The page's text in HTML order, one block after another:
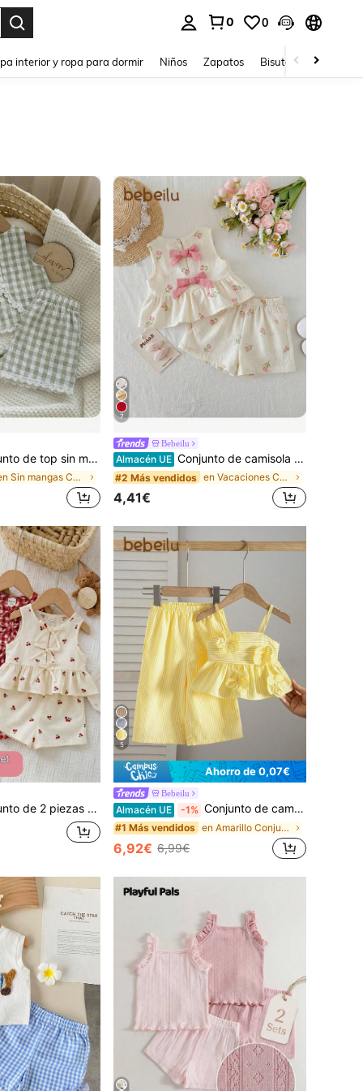
0 0
interior y ropa para dormir Niños Zapatos Bisutería Y
y patchwork de encaje, y shorts de cintura elástica en lino, color verde y blanco, estilo modesto de verano para vacaciones, para niña
en Sin mangas Conjuntos de camisetas sin mangas pa
7
Bebeilu
Almacén UE Conjunto de camisola y pantalones de cintura elástica con estampado floral y decoración de lazo para bebé niña, estilo casual de vacaciones
#2 Más vendidos en Vacaciones Conjuntos para niñas
4,41€
tirantes de cuello redondo a rayas de punto y pantalones cortos para bebé niña
5
Ahorro de 0,07€
Bebeilu
Almacén UE -1% Conjunto de camiseta de tirantes con lazo decorativo y pantalones de cintura elástica a rayas, estilo casual de vacaciones para bebé niña
#1 Más vendidos en Amarillo Conjuntos para niñas
6,92€ 6,99€